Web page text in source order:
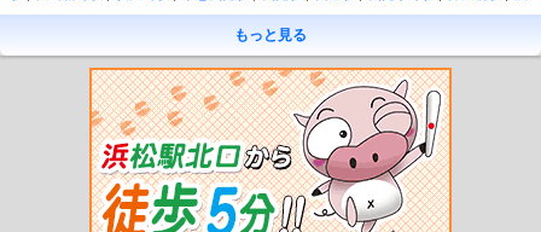
野駅
新芝浦駅 海芝浦駅 安善駅 大川駅 武蔵白石駅 昭和駅 扇町駅
仲木戸
新横浜駅 小机駅
長津田駅
古淵駅 淵野辺駅 矢部駅 相模原駅 橋本駅 桜木町駅 関内駅
石川町
根岸駅 磯子駅 新杉田駅 洋光台駅 港南台駅 本郷台駅
東戸塚駅 北鎌倉駅 鎌倉駅 逗子駅 東逗子駅 田浦駅
久里浜駅 京急久里浜駅 北茅ケ崎駅 香川駅 寒川駅 宮山駅 倉見駅
厚木駅 海老名駅 入谷駅 相武台下駅 下溝駅 原当麻駅
南橋本駅 相模湖駅 藤野駅 京急新子安駅 新子安駅 下曽我駅
相模金子駅 松田駅 東山北駅 山北駅 谷峨駅 京王稲田堤駅 若葉台駅
生田駅 読売ランド前駅 百合ヶ丘駅 新百合ヶ丘駅 柿生駅
もっと見る